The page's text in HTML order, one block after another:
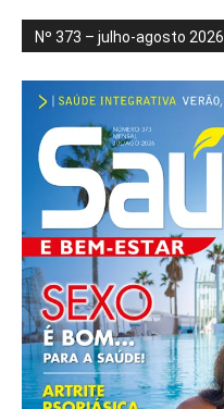
Nº 373 – julho-agosto 2026